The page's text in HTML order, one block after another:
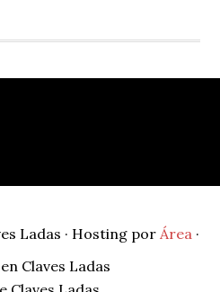
Ladas · Hosting por Área ·
Claves Ladas